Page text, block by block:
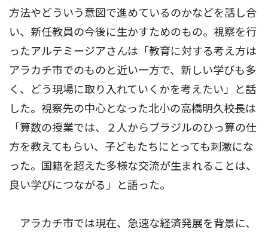
方法やどういう意図で進めているのかなどを話し合
い、新任教員の今後に生かすためのもの。視察を行
ったアルテミージアさんは「教育に対する考え方は
アラカチ市でのものと近い一方で、新しい学びも多
く、どう現場に取り入れていくかを考えたい」と話
した。視察先の中心となった北小の高橋明久校長は
「算数の授業では、２人からブラジルのひっ算の仕
方を教えてもらい、子どもたちにとっても刺激にな
った。国籍を超えた多様な交流が生まれることは、
良い学びにつながる」と語った。
アラカチ市では現在、急速な経済発展を背景に、